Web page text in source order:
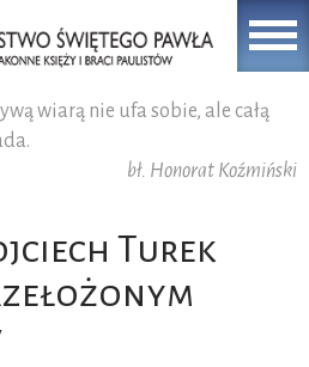
wiarą nie ufa sobie, ale całą
bł. Honorat Koźmiński
Turek